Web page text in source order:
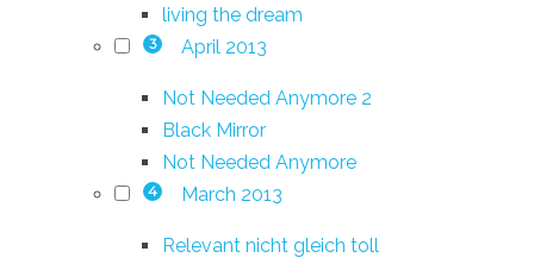
living the dream
3 April 2013
Not Needed Anymore 2
Black Mirror
Not Needed Anymore
4 March 2013
Relevant nicht gleich toll